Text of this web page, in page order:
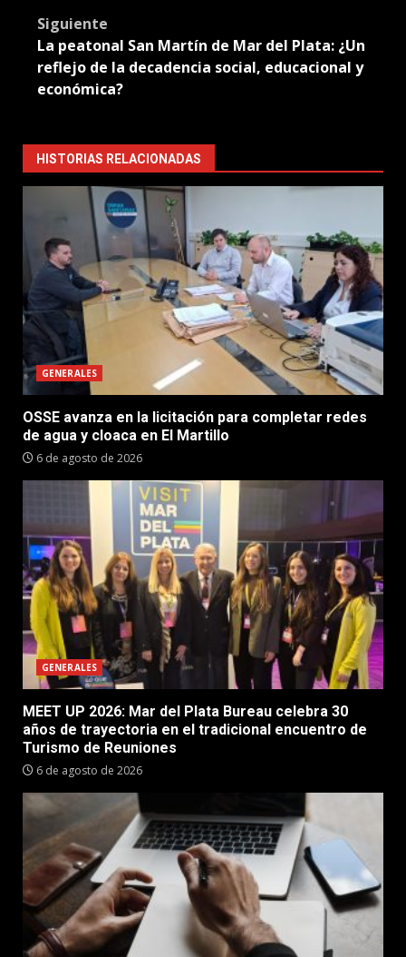
Siguiente
La peatonal San Martín de Mar del Plata: ¿Un
reflejo de la decadencia social, educacional y
económica?
HISTORIAS RELACIONADAS
GENERALES
OSSE avanza en la licitación para completar redes
de agua y cloaca en El Martillo
6 de agosto de 2026
GENERALES
MEET UP 2026: Mar del Plata Bureau celebra 30
años de trayectoria en el tradicional encuentro de
Turismo de Reuniones
6 de agosto de 2026